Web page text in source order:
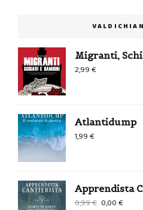
Migranti,
2,99€
Atlantidump
1,99€
Apprendista
0,99€ 0,00€